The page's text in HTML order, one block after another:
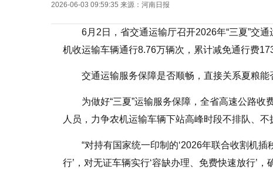
2026-06-03 09:59:35 来源： 河南日报
6月2日，省交通运输厅召开2026年“三夏”交
机收运输车辆通行8.76万辆次，累计减免通行费
交通运输服务保障是否顺畅，直接关系夏粮能
为做好“三夏”运输服务保障，全省高速公路收
人员，力争农机运输车辆下站高峰时段不排队、不
“对持有国家统一印制的‘2026年联合收割机
行’，对无证车辆实行‘容缺办理、免费快速放行’